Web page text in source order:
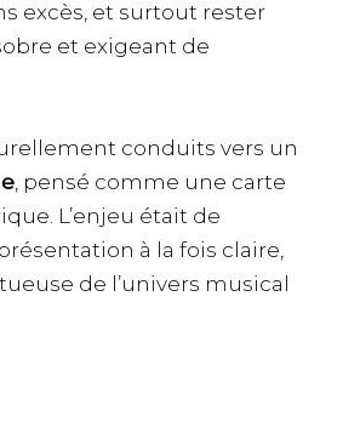
excès, et surtout rester
et exigeant de
conduits vers un
, pensé comme une carte
L’enjeu était de
à la fois claire,
de l’univers musical